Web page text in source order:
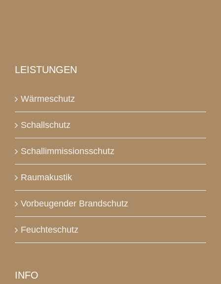
LEISTUNGEN
Wärmeschutz
Schallschutz
Schallimmissionsschutz
Raumakustik
Vorbeugender Brandschutz
Feuchteschutz
INFO